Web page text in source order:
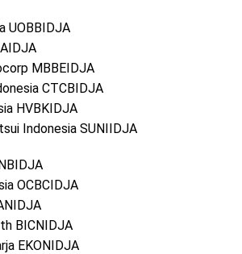
UOBBIDJA
MBBEIDJA
CTCBIDJA
HVBKIDJA
Indonesia SUNIIDJA
OCBCIDJA
BICNIDJA
EKONIDJA